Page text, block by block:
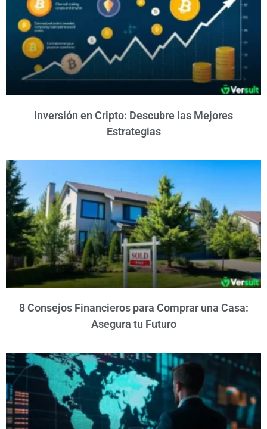
Inversión en Cripto: Descubre las Mejores
Estrategias
8 Consejos Financieros para Comprar una Casa:
Asegura tu Futuro